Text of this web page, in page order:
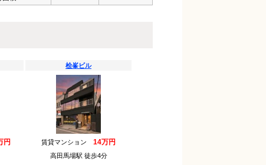
円
桧峯ビル
賃貸マンション 14万円
高田馬場駅 徒歩4分